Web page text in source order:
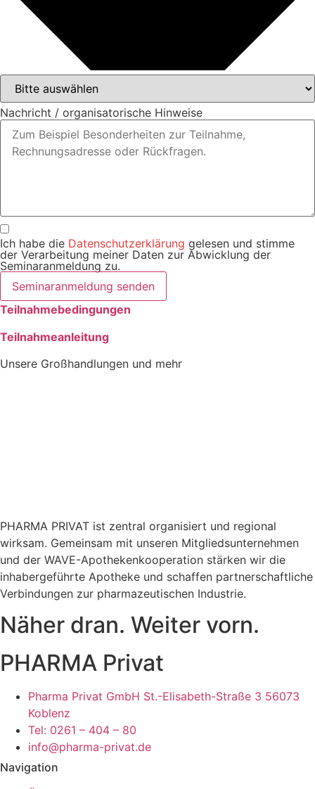
Nachricht / organisatorische Hinweise
Ich habe die Datenschutzerklärung gelesen und stimme
der Verarbeitung meiner Daten zur Abwicklung der
Seminaranmeldung zu.
Seminaranmeldung senden
Teilnahmebedingungen
Teilnahmeanleitung
Unsere Großhandlungen und mehr
PHARMA PRIVAT ist zentral organisiert und regional
wirksam. Gemeinsam mit unseren Mitgliedsunternehmen
und der WAVE-Apothekenkooperation stärken wir die
inhabergeführte Apotheke und schaffen partnerschaftliche
Verbindungen zur pharmazeutischen Industrie.
Näher dran. Weiter vorn.
PHARMA Privat
Pharma Privat GmbH St.-Elisabeth-Straße 3 56073
Koblenz
Tel: 0261 – 404 – 80
info@pharma-privat.de
Navigation